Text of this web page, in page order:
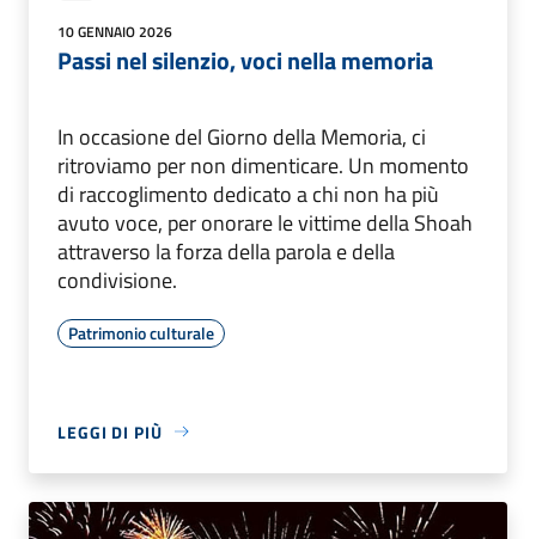
10 GENNAIO 2026
Passi nel silenzio, voci nella memoria
In occasione del Giorno della Memoria, ci
ritroviamo per non dimenticare. Un momento
di raccoglimento dedicato a chi non ha più
avuto voce, per onorare le vittime della Shoah
attraverso la forza della parola e della
condivisione.
Patrimonio culturale
LEGGI DI PIÙ